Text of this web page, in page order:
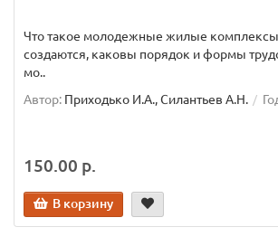
Что такое молодежные жилые
создаются, каковы порядок и формы
мо..
Автор: Приходько И.А., Силантьев А.Н.
150.00 р.
В корзину